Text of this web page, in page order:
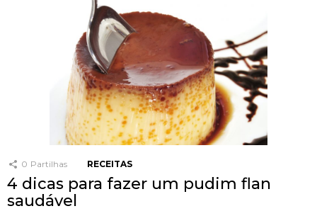
0 Partilhas RECEITAS
4 dicas para fazer um pudim flan
saudável